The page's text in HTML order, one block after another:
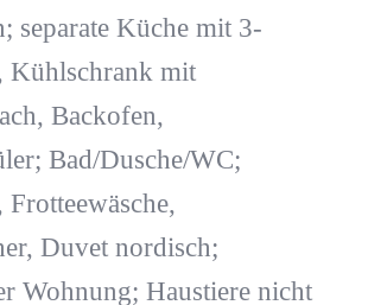
separate Küche mit 3-
Kühlschrank mit
Backofen,
Bad/Dusche/WC;
Frotteewäsche,
Duvet nordisch;
Wohnung; Haustiere nicht